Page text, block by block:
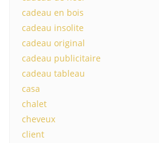
cadeau en bois
cadeau insolite
cadeau original
cadeau publicitaire
cadeau tableau
casa
chalet
cheveux
client